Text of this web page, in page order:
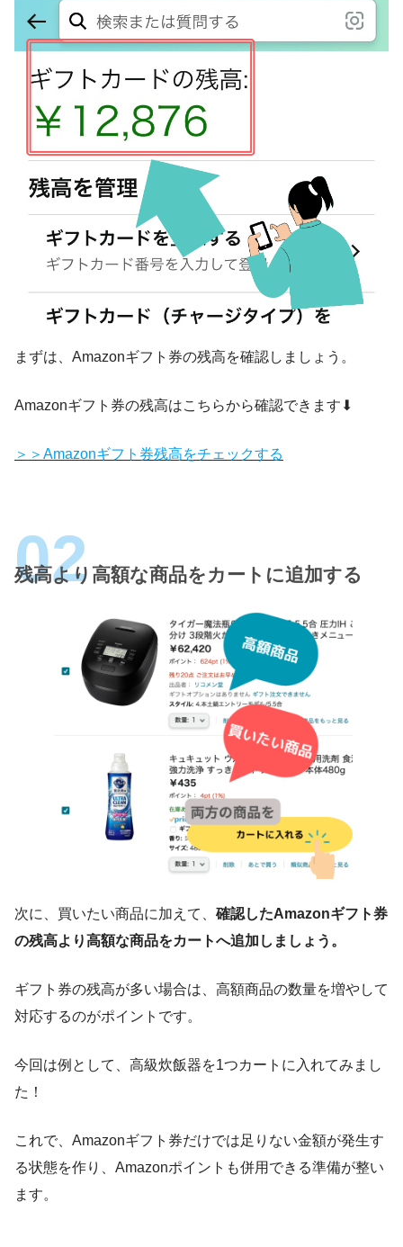
まずは、Amazonギフト券の残高を確認しましょう。
Amazonギフト券の残高はこちらから確認できます⬇︎
＞＞Amazonギフト券残高をチェックする
残高より高額な商品をカートに追加する
次に、買いたい商品に加えて、 確認したAmazonギフト券
の残高より高額な商品をカートへ追加しましょう。
ギフト券の残高が多い場合は、高額商品の数量を増やして
対応するのがポイントです。
今回は例として、高級炊飯器を1つカートに入れてみまし
た！
これで、Amazonギフト券だけでは足りない金額が発生す
る状態を作り、Amazonポイントも併用できる準備が整い
ます。